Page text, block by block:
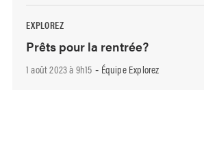
EXPLOREZ
Prêts pour la rentrée?
1 août 2023 à 9h15 - Équipe Explorez